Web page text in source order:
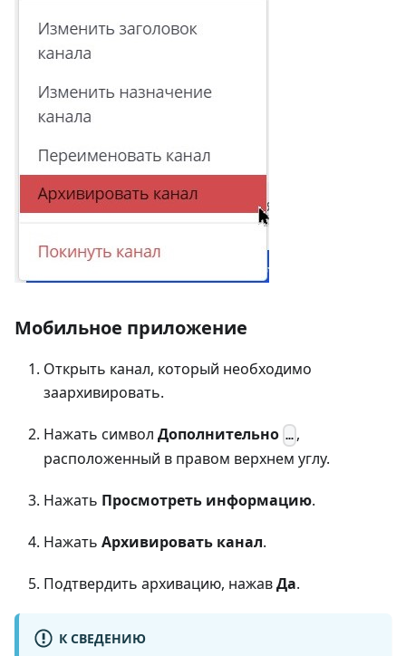
Мобильное приложение
Открыть канал, который необходимо
заархивировать.
Нажать символ Дополнительно … ,
расположенный в правом верхнем углу.
Нажать Просмотреть информацию.
Нажать Архивировать канал.
Подтвердить архивацию, нажавДа.
К СВЕДЕНИЮ